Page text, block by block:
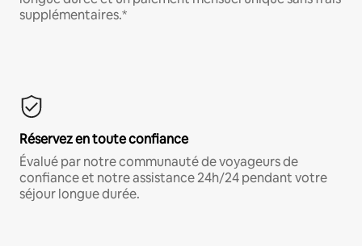
supplémentaires.*
Réservez en toute confiance
Évalué par notre communauté de voyageurs de
confiance et notre assistance 24h/24 pendant votre
séjour longue durée.